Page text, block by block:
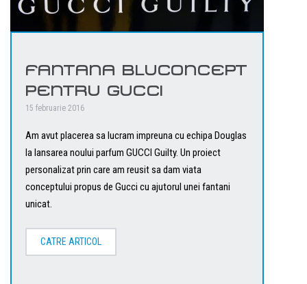
FANTANA BLUCONCEPT
PENTRU GUCCI
15 februarie 2016
Am avut placerea sa lucram impreuna cu echipa Douglas
la lansarea noului parfum GUCCI Guilty. Un proiect
personalizat prin care am reusit sa dam viata
conceptului propus de Gucci cu ajutorul unei fantani
unicat.
CATRE ARTICOL